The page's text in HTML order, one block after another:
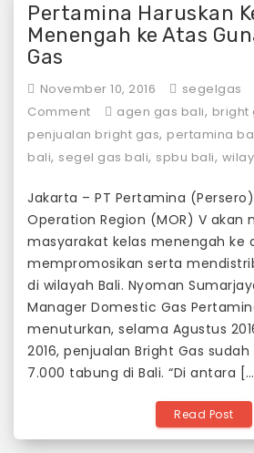
Pertamina Haruskan
Menengah ke Atas
Gas
November 10, 2016 segelgas
Commenton
Pertamina
Haruskan
Menengah
ke
Atas
Gunakan
Bright
Gas
agen gas bali, bright
penjualan bright gas, pertamina
bali, segel gas bali, spbu bali,
Jakarta – PT Pertamina
Operation Region (MOR) V akan
masyarakat kelas menengah ke
mempromosikan serta
di wilayah Bali. Nyoman
Manager Domestic Gas
menuturkan, selama Agustus
2016, penjualan Bright Gas
7.000 tabung di Bali. “Di antara
Read Post